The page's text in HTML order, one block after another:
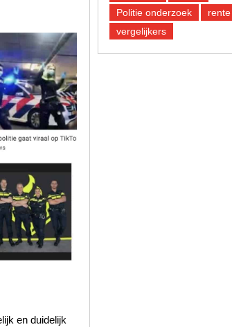
en duidelijk
Politie onderzoek
rente
vergelijkers